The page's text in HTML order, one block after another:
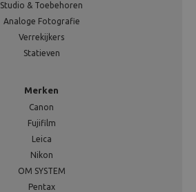
Studio & Toebehoren
Analoge Fotografie
Verrekijkers
Statieven
Merken
Canon
Fujifilm
Leica
Nikon
OM SYSTEM
Pentax